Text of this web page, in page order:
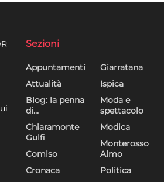
Sezioni
Appuntamenti
Attualità
Blog: la penna
di…
Chiaramonte
Gulfi
Comiso
Cronaca
Giarratana
Ispica
Moda e
spettacolo
Modica
Monterosso
Almo
Politica